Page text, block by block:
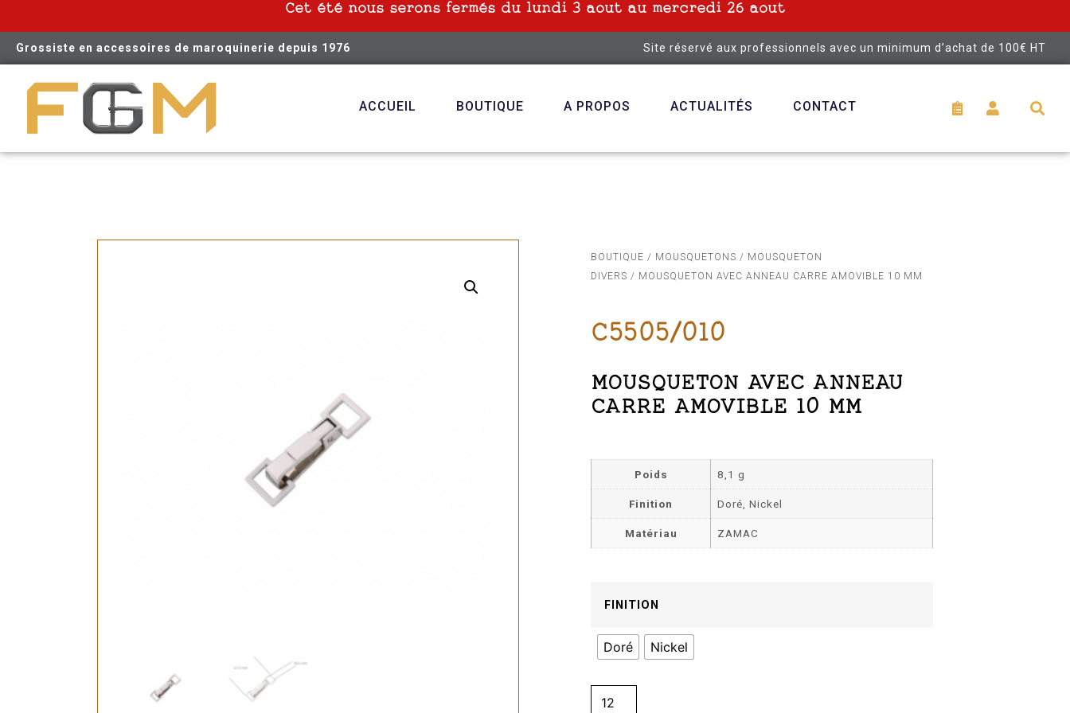
Cet été nous serons fermés du lundi 3 aout au mercredi 26 aout
Grossiste en accessoires de maroquinerie depuis 1976 Site réservé aux professionnels avec un minimum d’achat de 100€ HT
ACCUEIL BOUTIQUE A PROPOS ACTUALITÉS CONTACT
BOUTIQUE / MOUSQUETONS / MOUSQUETON
DIVERS / MOUSQUETON AVEC ANNEAU CARRE AMOVIBLE 10 MM
C5505/010
MOUSQUETON AVEC ANNEAU
CARRE AMOVIBLE 10 MM
Poids 8,1 g
Finition Doré, Nickel
Matériau ZAMAC
FINITION
Doré Nickel